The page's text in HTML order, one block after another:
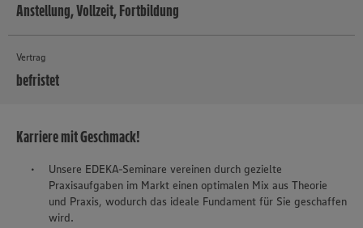
Anstellung, Vollzeit, Fortbildung
Vertrag
befristet
Karriere mit Geschmack!
Unsere EDEKA-Seminare vereinen durch gezielte
Praxisaufgaben im Markt einen optimalen Mix aus Theorie
und Praxis, wodurch das ideale Fundament für Sie geschaffen
wird.